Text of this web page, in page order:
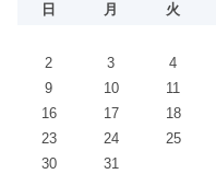
日 月 火
2
3 4
9
10 11
16
17 18
23
24 25
30
31